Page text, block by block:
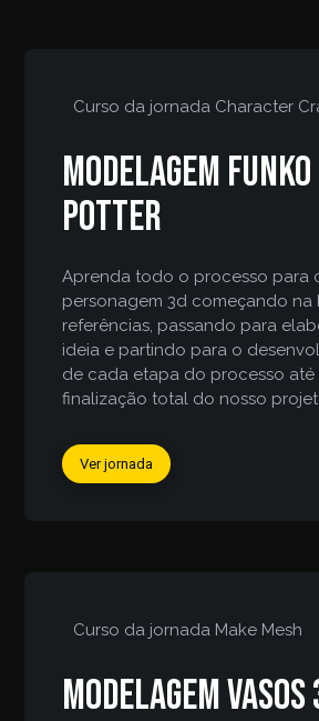
Curso da jornada Character
Modelagem
potter
Aprenda todo o processo para
personagem 3d começando na
referências, passando para
ideia e partindo para o
de cada etapa do processo até
finalização total do nosso
Ver jornada
Curso da jornada Make Mesh
Modelagem vasos